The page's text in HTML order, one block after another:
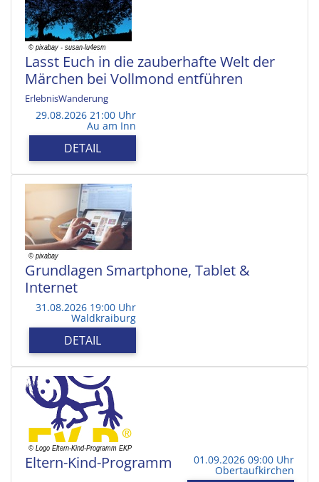
Lasst Euch in die zauberhafte Welt der
Märchen bei Vollmond entführen
ErlebnisWanderung
29.08.2026 21:00 Uhr
Au am Inn
DETAIL
Grundlagen Smartphone, Tablet &
Internet
31.08.2026 19:00 Uhr
Waldkraiburg
DETAIL
Eltern-Kind-Programm 01.09.2026 09:00 Uhr
Obertaufkirchen